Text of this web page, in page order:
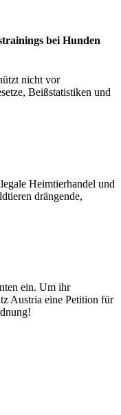
bei Hunden
nicht vor
Beißstatistiken und
Heimtierhandel und
drängende,
ein. Um ihr
Austria eine Petition für